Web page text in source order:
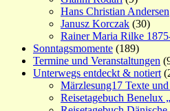
Hans Christian Andersen
Janusz Korczak (30)
Rainer Maria Rilke
Sonntagsmomente (189)
Termine und Veranstaltungen
Unterwegs entdeckt & notiert
Märzlesung17 Texte
Reisetagebuch Benelux